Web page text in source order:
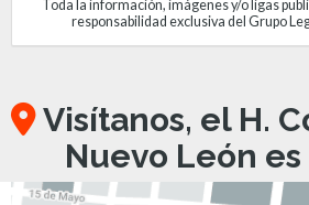
Toda la información, imágenes y/o ligas
responsabilidad exclusiva del Grupo
Visítanos, el H.
Nuevo León es